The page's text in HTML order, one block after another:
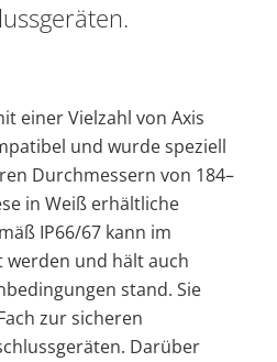
einer Vielzahl von Axis
und wurde speziell
Durchmessern von 184–
in Weiß erhältliche
IP66/67 kann im
und hält auch
stand. Sie
zur sicheren
Darüber